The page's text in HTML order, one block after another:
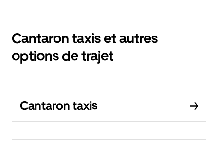
Cantaron taxis et autres
options de trajet
Cantaron taxis